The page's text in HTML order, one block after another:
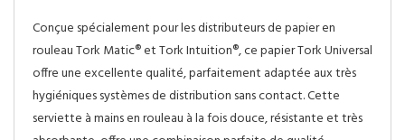
Conçue spécialement pour les distributeurs de papier en
rouleau Tork Matic® et Tork Intuition®, ce papier Tork Universal
offre une excellente qualité, parfaitement adaptée aux très
hygiéniques systèmes de distribution sans contact. Cette
serviette à mains en rouleau à la fois douce, résistante et très